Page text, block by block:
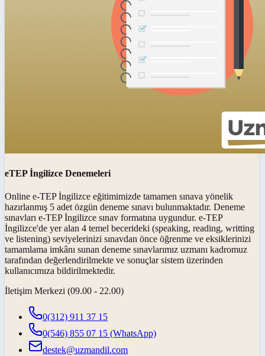
eTEP İngilizce Denemeleri
Online e-TEP İngilizce eğitimimizde tamamen sınava yönelik
hazırlanmış 5 adet özgün deneme sınavı bulunmaktadır. Deneme
sınavları e-TEP İngilizce sınav formatına uygundur. e-TEP
İngilizce'de yer alan 4 temel becerideki (speaking, reading, writting
ve listening) seviyelerinizi sınavdan önce öğrenme ve eksiklerinizi
tamamlama imkânı sunan deneme sınavlarımız uzmanı kadromuz
tarafından değerlendirilmekte ve sonuçlar sistem üzerinden
kullanıcımıza bildirilmektedir.
İletişim Merkezi (09.00 - 22.00)
0(312) 911 37 15
0(546) 855 07 15 (WhatsApp)
destek@uzmandil.com